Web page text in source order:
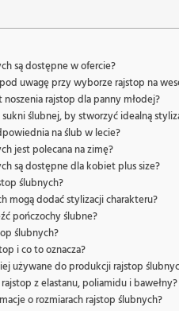
są dostępne w ofercie?
uwagę przy wyborze rajstop na
rajstop dla panny młodej?
ślubnej, by stworzyć idealną
na ślub w lecie?
jest polecana na zimę?
są dostępne dla kobiet plus size?
ślubnych?
mogą dodać stylizacji charakteru?
pończochy ślubne?
ślubnych?
i co to oznacza?
używane do produkcji rajstop
z elastanu, poliamidu i bawełny?
o rozmiarach rajstop ślubnych?